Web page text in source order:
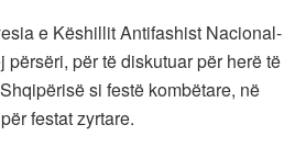
e Këshillit Antifashist Nacional-
përsëri, për të diskutuar për herë të
si festë kombëtare, në
festat zyrtare.